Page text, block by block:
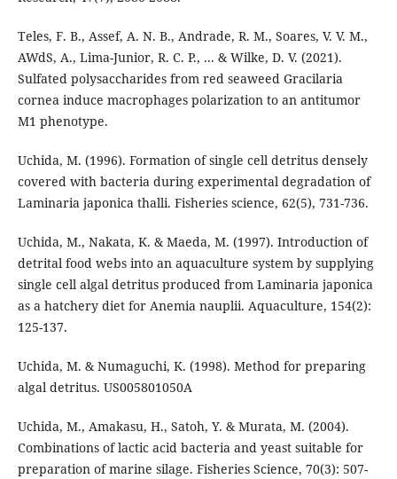
Teles, F. B., Assef, A. N. B., Andrade, R. M., Soares, V. V. M.,
AWdS, A., Lima-Junior, R. C. P., ... & Wilke, D. V. (2021).
Sulfated polysaccharides from red seaweed Gracilaria
cornea induce macrophages polarization to an antitumor
M1 phenotype.
Uchida, M. (1996). Formation of single cell detritus densely
covered with bacteria during experimental degradation of
Laminaria japonica thalli. Fisheries science, 62(5), 731-736.
Uchida, M., Nakata, K. & Maeda, M. (1997). Introduction of
detrital food webs into an aquaculture system by supplying
single cell algal detritus produced from Laminaria japonica
as a hatchery diet for Anemia nauplii. Aquaculture, 154(2):
125-137.
Uchida, M. & Numaguchi, K. (1998). Method for preparing
algal detritus. US005801050A
Uchida, M., Amakasu, H., Satoh, Y. & Murata, M. (2004).
Combinations of lactic acid bacteria and yeast suitable for
preparation of marine silage. Fisheries Science, 70(3): 507-